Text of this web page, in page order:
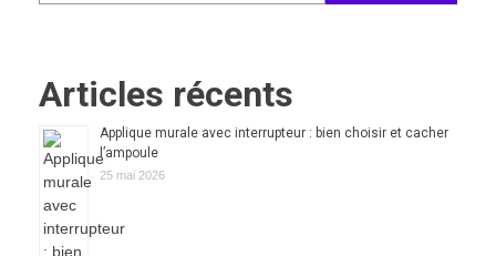
Articles récents
Applique murale avec interrupteur : bien choisir et cacher
l’ampoule
25 mai 2026